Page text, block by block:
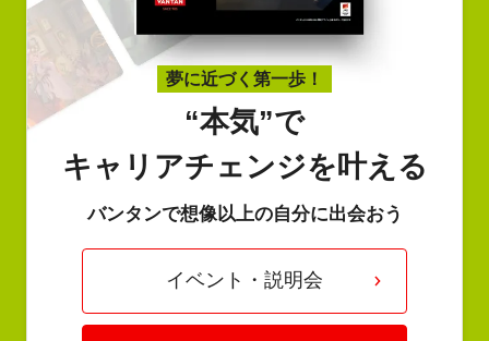
夢に近づく第一歩！
“本気”で
キャリアチェンジを叶える
バンタンで想像以上の自分に出会おう
イベント・説明会